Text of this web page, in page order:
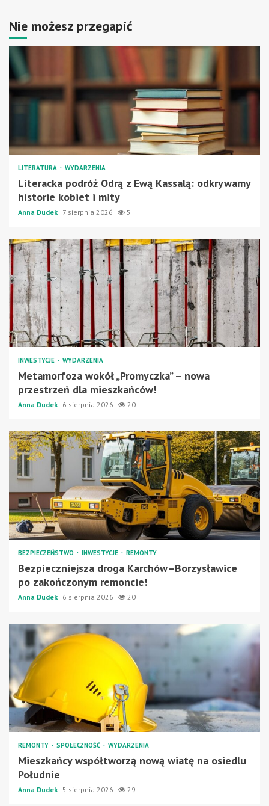
Nie możesz przegapić
LITERATURA WYDARZENIA
Literacka podróż Odrą z Ewą Kassalą: odkrywamy
historie kobiet i mity
Anna Dudek 7 sierpnia 2026 5
INWESTYCJE WYDARZENIA
Metamorfoza wokół „Promyczka” – nowa
przestrzeń dla mieszkańców!
Anna Dudek 6 sierpnia 2026 20
BEZPIECZEŃSTWO INWESTYCJE REMONTY
Bezpieczniejsza droga Karchów–Borzysławice
po zakończonym remoncie!
Anna Dudek 6 sierpnia 2026 20
REMONTY SPOŁECZNOŚĆ WYDARZENIA
Mieszkańcy współtworzą nową wiatę na osiedlu
Południe
Anna Dudek 5 sierpnia 2026 29